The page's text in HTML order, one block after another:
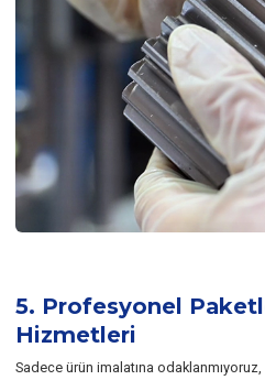
5. Profesyonel
Hizmetleri
Sadece ürün imalatına